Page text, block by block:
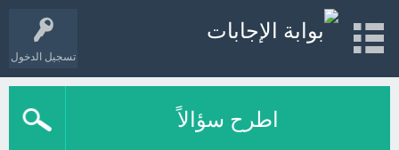
تسجيل الدخول
اطرح سؤالاً